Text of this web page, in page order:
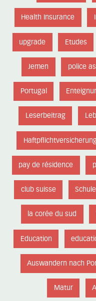
Health Insurance
upgrade Etudes
Jemen police
Portugal
Leserbeitrag
pay de résidence
club suisse Schule
la corée du sud
Education
Auswandern nach
Matur